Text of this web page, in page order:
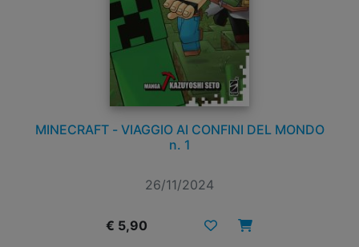
MINECRAFT - VIAGGIO AI CONFINI DEL MONDO
n. 1
26/11/2024
€ 5,90